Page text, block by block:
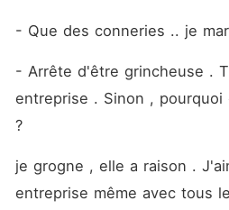
- Que des conneries .. je
- Arrête d'être grincheuse .
entreprise . Sinon , pourquoi
?
je grogne , elle a raison .
entreprise même avec tous